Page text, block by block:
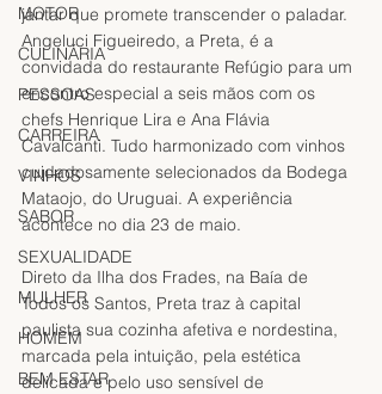
MOTOR
CULINÁRIA
PESSOAS
CARREIRA
VINHOS
SABOR
SEXUALIDADE
MULHER
HOMEM
BEM ESTAR
jantar que promete transcender o paladar.
Angeluci Figueiredo, a Preta, é a
convidada do restaurante Refúgio para um
encontro especial a seis mãos com os
chefs Henrique Lira e Ana Flávia
Cavalcanti. Tudo harmonizado com vinhos
cuidadosamente selecionados da Bodega
Mataojo, do Uruguai. A experiência
acontece no dia 23 de maio.
Direto da Ilha dos Frades, na Baía de
Todos os Santos, Preta traz à capital
paulista sua cozinha afetiva e nordestina,
marcada pela intuição, pela estética
delicada e pelo uso sensível de